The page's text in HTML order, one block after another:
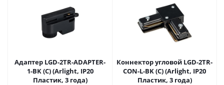
Адаптер LGD-2TR-ADAPTER-
1-BK (C) (Arlight, IP20
Пластик, 3 года)
Коннектор угловой LGD-2TR-
CON-L-BK (C) (Arlight, IP20
Пластик, 3 года)